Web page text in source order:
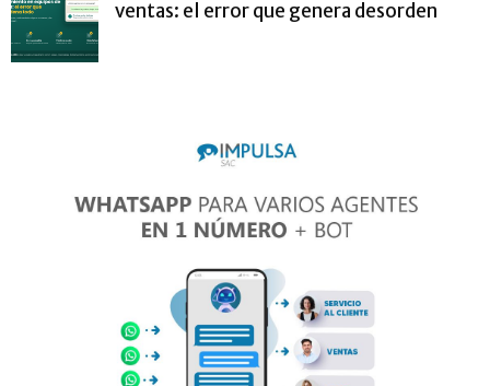
ventas: el error que genera desorden